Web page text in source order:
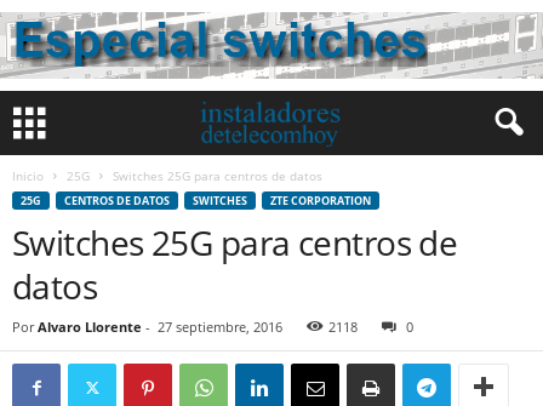
Inicio 25G Switches 25G para centros de datos
25G CENTROS DE DATOS SWITCHES ZTE CORPORATION
Switches 25G para centros de
datos
Por Alvaro Llorente - 27 septiembre, 2016 2118 0